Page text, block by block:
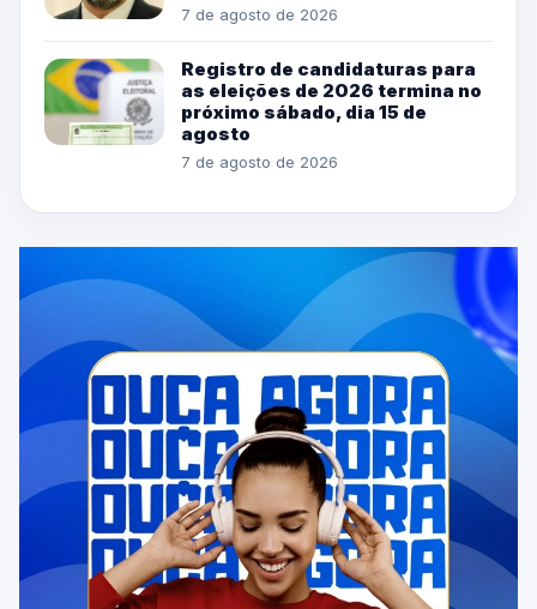
7 de agosto de 2026
Registro de candidaturas para
as eleições de 2026 termina no
próximo sábado, dia 15 de
agosto
7 de agosto de 2026